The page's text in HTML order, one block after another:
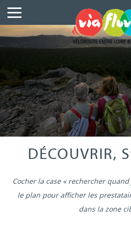
DÉCOUVRIR,
Cocher la case « rechercher
le plan pour afficher les
dans la zone